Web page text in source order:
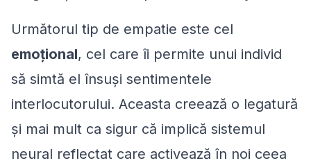
Următorul tip de empatie este cel
emoțional, cel care îi permite unui individ
să simtă el însuși sentimentele
interlocutorului. Aceasta creează o legatură
și mai mult ca sigur că implică sistemul
neural reflectat care activează în noi ceea